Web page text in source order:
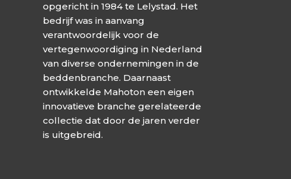
opgericht in 1984 te Lelystad. Het
bedrijf was in aanvang
verantwoordelijk voor de
vertegenwoordiging in Nederland
van diverse ondernemingen in de
beddenbranche. Daarnaast
ontwikkelde Mahoton een eigen
innovatieve branche gerelateerde
collectie dat door de jaren verder
is uitgebreid.